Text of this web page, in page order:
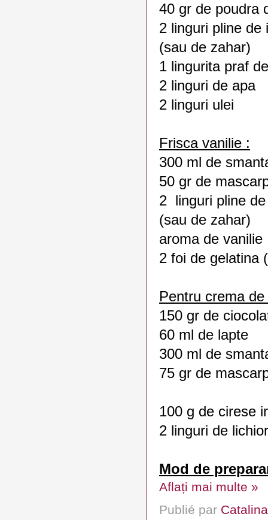
40 gr de poudra
2 linguri pline de
(sau de zahar)
1 lingurita praf
2 linguri de apa
2 linguri ulei
Frisca vanilie :
300 ml de
50 gr de
2 linguri pline
(sau de zahar)
aroma de vanilie
2 foi de gelatina
Pentru crema
150 gr de
60 ml de lapte
300 ml de
75 gr de
100 g de cirese
2 linguri de
Mod de
Aflați mai multe »
Publié par Catalina